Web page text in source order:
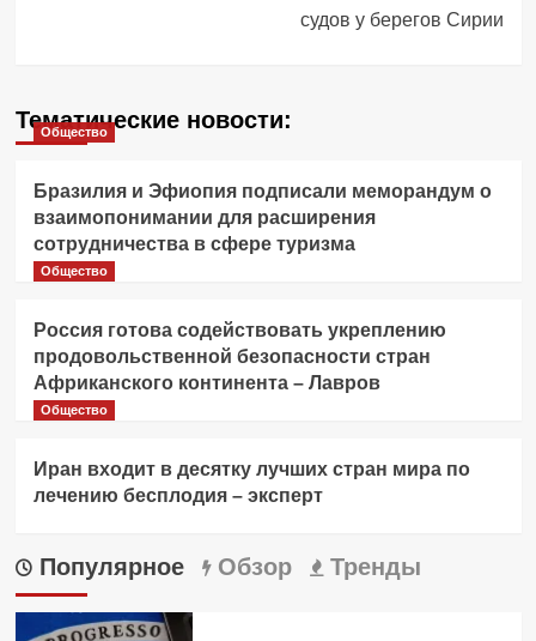
судов у берегов Сирии
Тематические новости:
Общество
Бразилия и Эфиопия подписали меморандум о
взаимопонимании для расширения
сотрудничества в сфере туризма
Общество
Россия готова содействовать укреплению
продовольственной безопасности стран
Африканского континента – Лавров
Общество
Иран входит в десятку лучших стран мира по
лечению бесплодия – эксперт
Популярное Обзор Тренды